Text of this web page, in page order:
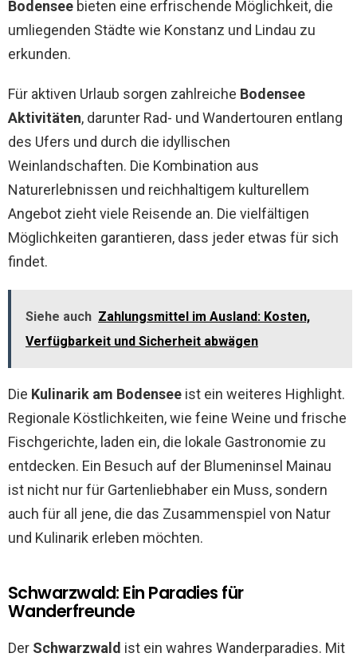
Bodensee bieten eine erfrischende Möglichkeit, die
umliegenden Städte wie Konstanz und Lindau zu
erkunden.
Für aktiven Urlaub sorgen zahlreiche Bodensee
Aktivitäten, darunter Rad- und Wandertouren entlang
des Ufers und durch die idyllischen
Weinlandschaften. Die Kombination aus
Naturerlebnissen und reichhaltigem kulturellem
Angebot zieht viele Reisende an. Die vielfältigen
Möglichkeiten garantieren, dass jeder etwas für sich
findet.
Siehe auch Zahlungsmittel im Ausland: Kosten,
Verfügbarkeit und Sicherheit abwägen
Die Kulinarik am Bodensee ist ein weiteres Highlight.
Regionale Köstlichkeiten, wie feine Weine und frische
Fischgerichte, laden ein, die lokale Gastronomie zu
entdecken. Ein Besuch auf der Blumeninsel Mainau
ist nicht nur für Gartenliebhaber ein Muss, sondern
auch für all jene, die das Zusammenspiel von Natur
und Kulinarik erleben möchten.
Schwarzwald: Ein Paradies für
Wanderfreunde
Der Schwarzwald ist ein wahres Wanderparadies. Mit